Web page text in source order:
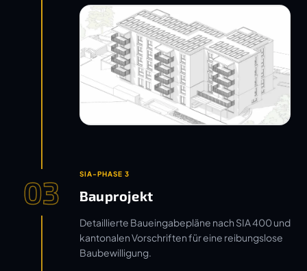
03 SIA-PHASE 3
Bauprojekt
Detaillierte Baueingabepläne nach SIA 400 und
kantonalen Vorschriften für eine reibungslose
Baubewilligung.